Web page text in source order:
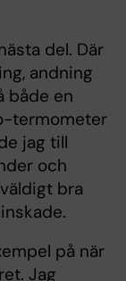
del. Där
andning
både en
termometer
jag till
och
bra
på när
Jag